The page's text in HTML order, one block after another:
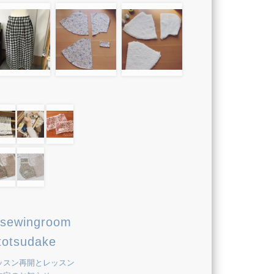
sewingroom
スン再開とレッスン